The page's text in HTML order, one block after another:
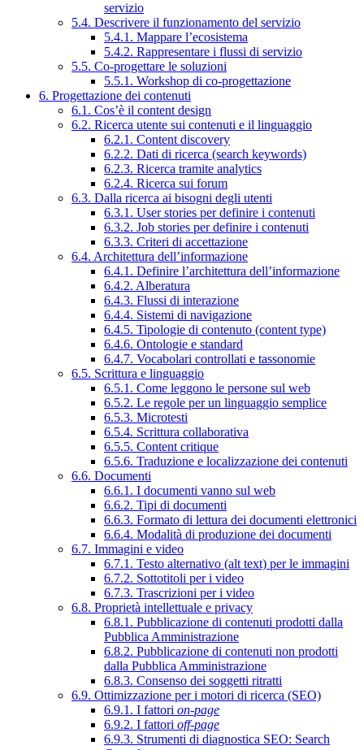
servizio
5.4. Descrivere il funzionamento del servizio
5.4.1. Mappare l’ecosistema
5.4.2. Rappresentare i flussi di servizio
5.5. Co-progettare le soluzioni
5.5.1. Workshop di co-progettazione
6. Progettazione dei contenuti
6.1. Cos’è il content design
6.2. Ricerca utente sui contenuti e il linguaggio
6.2.1. Content discovery
6.2.2. Dati di ricerca (search keywords)
6.2.3. Ricerca tramite analytics
6.2.4. Ricerca sui forum
6.3. Dalla ricerca ai bisogni degli utenti
6.3.1. User stories per definire i contenuti
6.3.2. Job stories per definire i contenuti
6.3.3. Criteri di accettazione
6.4. Architettura dell’informazione
6.4.1. Definire l’architettura dell’informazione
6.4.2. Alberatura
6.4.3. Flussi di interazione
6.4.4. Sistemi di navigazione
6.4.5. Tipologie di contenuto (content type)
6.4.6. Ontologie e standard
6.4.7. Vocabolari controllati e tassonomie
6.5. Scrittura e linguaggio
6.5.1. Come leggono le persone sul web
6.5.2. Le regole per un linguaggio semplice
6.5.3. Microtesti
6.5.4. Scrittura collaborativa
6.5.5. Content critique
6.5.6. Traduzione e localizzazione dei contenuti
6.6. Documenti
6.6.1. I documenti vanno sul web
6.6.2. Tipi di documenti
6.6.3. Formato di lettura dei documenti elettronici
6.6.4. Modalità di produzione dei documenti
6.7. Immagini e video
6.7.1. Testo alternativo (alt text) per le immagini
6.7.2. Sottotitoli per i video
6.7.3. Trascrizioni per i video
6.8. Proprietà intellettuale e privacy
6.8.1. Pubblicazione di contenuti prodotti dalla
Pubblica Amministrazione
6.8.2. Pubblicazione di contenuti non prodotti
dalla Pubblica Amministrazione
6.8.3. Consenso dei soggetti ritratti
6.9. Ottimizzazione per i motori di ricerca (SEO)
6.9.1. I fattori on-page
6.9.2. I fattori off-page
6.9.3. Strumenti di diagnostica SEO: Search